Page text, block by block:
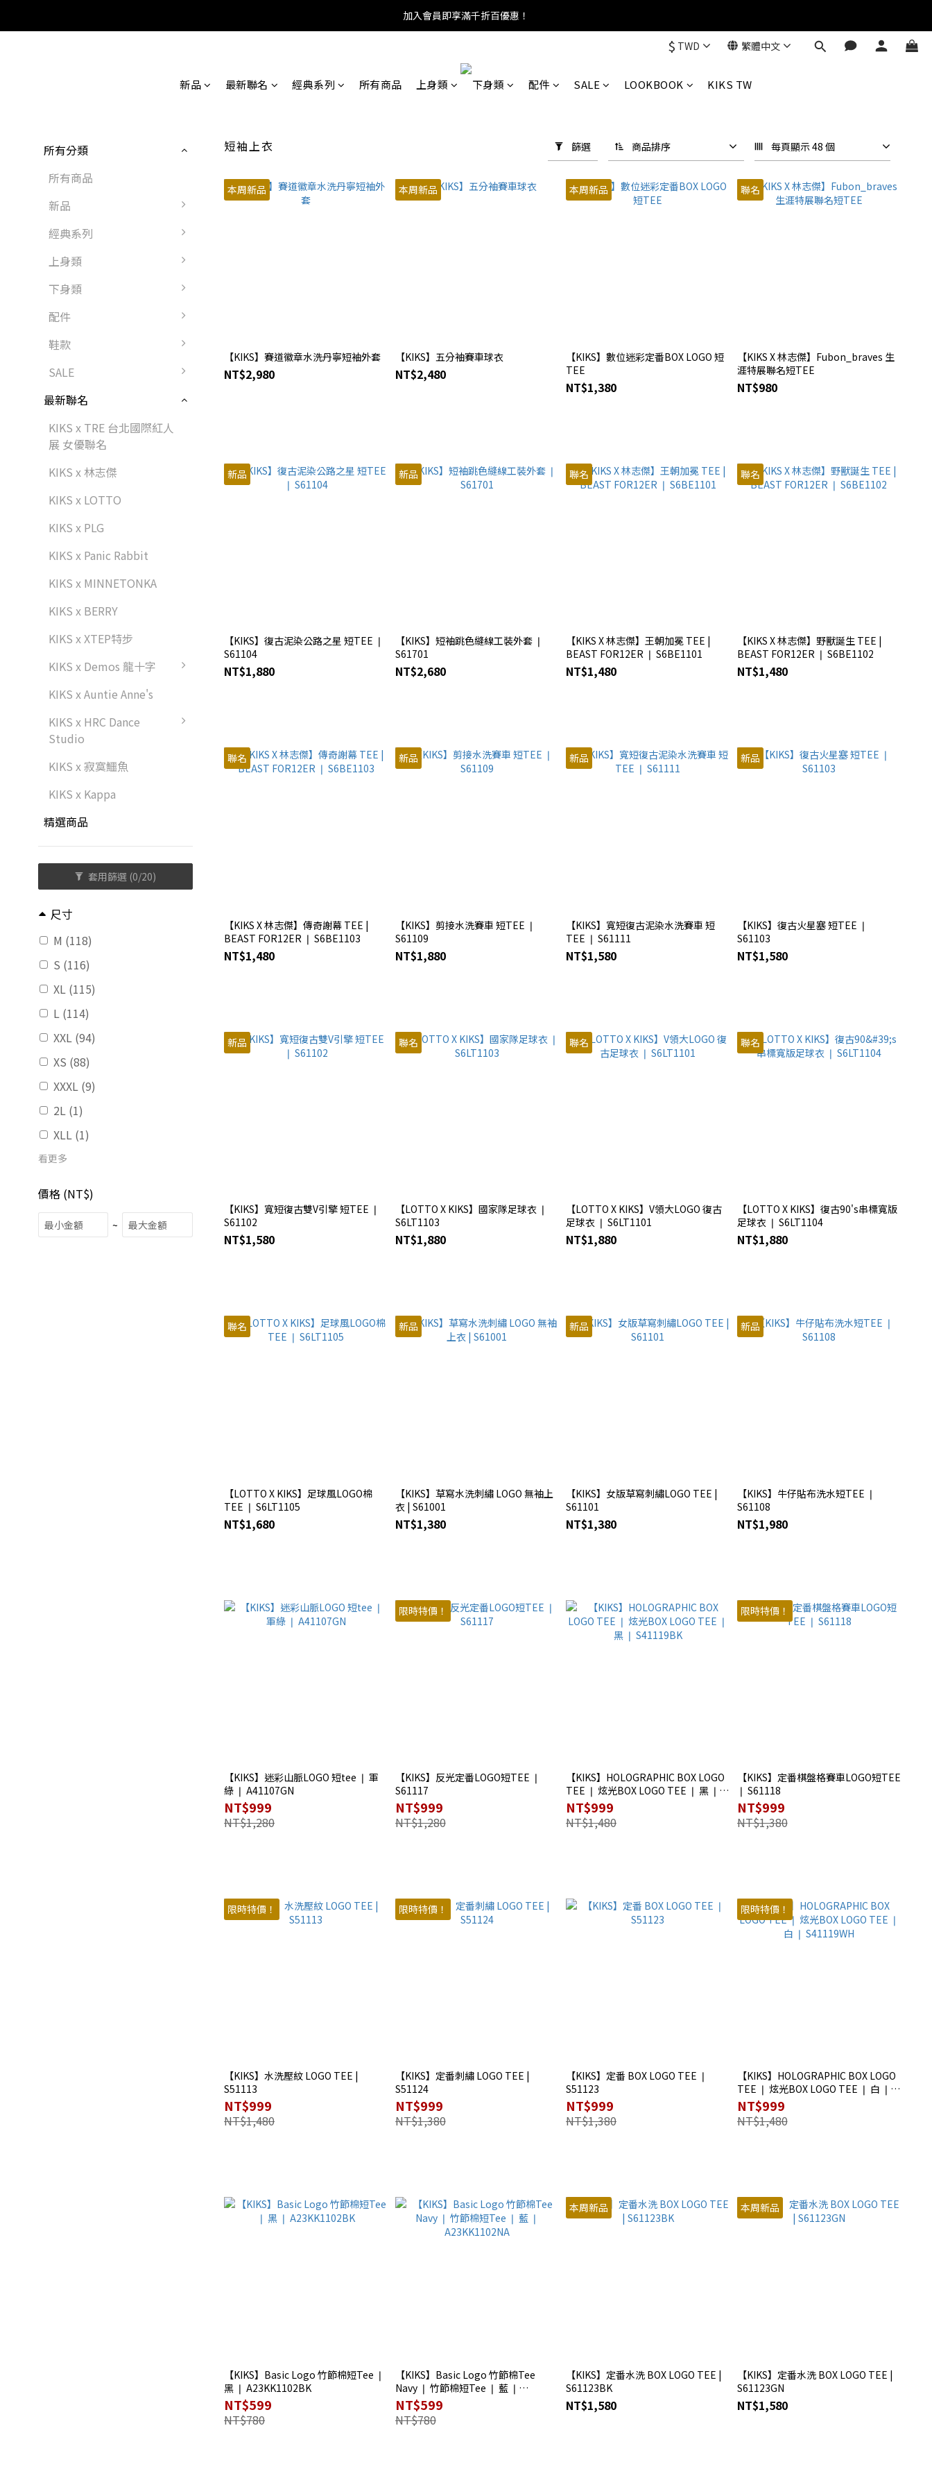
加入會員即享滿千折百優惠！
$ TWD 繁體中文
新品 最新聯名 經典系列 所有商品 上身類 下身類 配件 SALE LOOKBOOK KIKS TW
所有分類
所有商品
新品
經典系列
上身類
下身類
配件
鞋款
SALE
最新聯名
KIKS x TRE 台北國際紅人
展 女優聯名
KIKS x 林志傑
KIKS x LOTTO
KIKS x PLG
KIKS x Panic Rabbit
KIKS x MINNETONKA
KIKS x BERRY
KIKS x XTEP特步
KIKS x Demos 龍十字
KIKS x Auntie Anne's
KIKS x HRC Dance
Studio
KIKS x 寂寞鱷魚
KIKS x Kappa
精選商品
套用篩選 (0/20)
尺寸
M (118)
S (116)
XL (115)
L (114)
XXL (94)
XS (88)
XXXL (9)
2L (1)
XLL (1)
看更多
價格 (NT$)
~
短袖上衣 篩選 商品排序 每頁顯示 48 個
本周新品
【KIKS】賽道徽章水洗丹寧短袖外套
NT$2,980
本周新品
【KIKS】五分袖賽車球衣
NT$2,480
本周新品
【KIKS】數位迷彩定番BOX LOGO 短
TEE
NT$1,380
聯名
【KIKS X 林志傑】Fubon_braves 生
涯特展聯名短TEE
NT$980
新品
【KIKS】復古泥染公路之星 短TEE ❘
S61104
NT$1,880
新品
【KIKS】短袖跳色縫線工裝外套 ❘
S61701
NT$2,680
聯名
【KIKS X 林志傑】王朝加冕 TEE |
BEAST FOR12ER ❘ S6BE1101
NT$1,480
聯名
【KIKS X 林志傑】野獸誕生 TEE |
BEAST FOR12ER ❘ S6BE1102
NT$1,480
聯名
【KIKS X 林志傑】傳奇謝幕 TEE |
BEAST FOR12ER ❘ S6BE1103
NT$1,480
新品
【KIKS】剪接水洗賽車 短TEE ❘
S61109
NT$1,880
新品
【KIKS】寬短復古泥染水洗賽車 短
TEE ❘ S61111
NT$1,580
新品
【KIKS】復古火星塞 短TEE ❘
S61103
NT$1,580
新品
【KIKS】寬短復古雙V引擎 短TEE ❘
S61102
NT$1,580
聯名
【LOTTO X KIKS】國家隊足球衣 ❘
S6LT1103
NT$1,880
聯名
【LOTTO X KIKS】V領大LOGO 復古
足球衣 ❘ S6LT1101
NT$1,880
聯名
【LOTTO X KIKS】復古90's串標寬版
足球衣 ❘ S6LT1104
NT$1,880
聯名
【LOTTO X KIKS】足球風LOGO棉
TEE ❘ S6LT1105
NT$1,680
新品
【KIKS】草寫水洗刺繡 LOGO 無袖上
衣 | S61001
NT$1,380
新品
【KIKS】女版草寫刺繡LOGO TEE |
S61101
NT$1,380
新品
【KIKS】牛仔貼布洗水短TEE ❘
S61108
NT$1,980
【KIKS】迷彩山脈LOGO 短tee ❘ 軍
綠 ❘ A41107GN
NT$999
NT$1,280
限時特價！
【KIKS】反光定番LOGO短TEE ❘
S61117
NT$999
NT$1,280
【KIKS】HOLOGRAPHIC BOX LOGO
TEE ❘ 炫光BOX LOGO TEE ❘ 黑 ❘
S41119BK
NT$999
NT$1,480
限時特價！
【KIKS】定番棋盤格賽車LOGO短TEE
❘ S61118
NT$999
NT$1,380
限時特價！
【KIKS】水洗壓紋 LOGO TEE |
S51113
NT$999
NT$1,480
限時特價！
【KIKS】定番刺繡 LOGO TEE |
S51124
NT$999
NT$1,380
【KIKS】定番 BOX LOGO TEE ❘
S51123
NT$999
NT$1,380
限時特價！
【KIKS】HOLOGRAPHIC BOX LOGO
TEE ❘ 炫光BOX LOGO TEE ❘ 白 ❘
S41119WH
NT$999
NT$1,480
【KIKS】Basic Logo 竹節棉短Tee ❘
黑 ❘ A23KK1102BK
NT$599
NT$780
【KIKS】Basic Logo 竹節棉Tee
Navy ❘ 竹節棉短Tee ❘ 藍 ❘
A23KK1102NA
NT$599
NT$780
本周新品
【KIKS】定番水洗 BOX LOGO TEE |
S61123BK
NT$1,580
本周新品
【KIKS】定番水洗 BOX LOGO TEE |
S61123GN
NT$1,580